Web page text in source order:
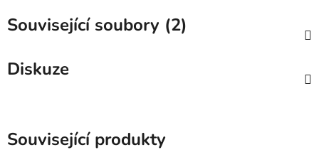
Související soubory (2)
Diskuze
Související produkty